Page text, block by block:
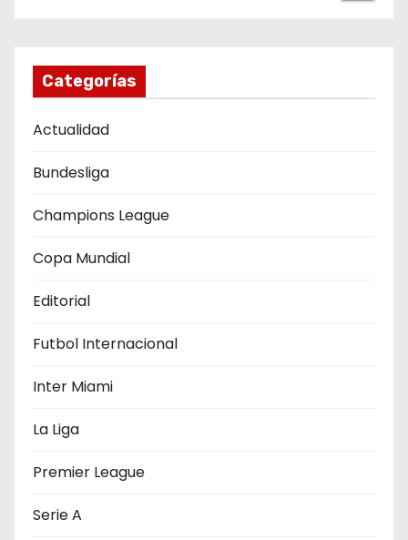
Categorías
Actualidad
Bundesliga
Champions League
Copa Mundial
Editorial
Futbol Internacional
Inter Miami
La Liga
Premier League
Serie A